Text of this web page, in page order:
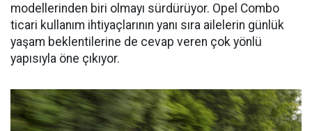
modellerinden biri olmayı sürdürüyor. Opel Combo
ticari kullanım ihtiyaçlarının yanı sıra ailelerin günlük
yaşam beklentilerine de cevap veren çok yönlü
yapısıyla öne çıkıyor.